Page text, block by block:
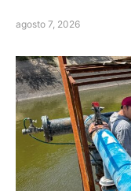
agosto 7, 2026